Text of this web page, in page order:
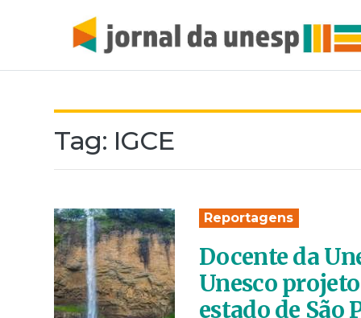
Tag: IGCE
Reportagens
Docente da
Unesco
estado de São